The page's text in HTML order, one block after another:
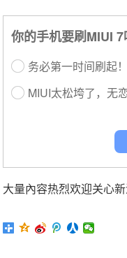
你的手机要刷MIUI
务必第一时间刷起！
MIUI太松垮了，无恋
大量內容热烈欢迎关心